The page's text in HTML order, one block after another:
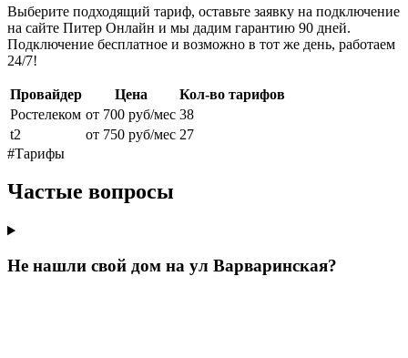
Выберите подходящий тариф, оставьте заявку на подключение
на сайте Питер Онлайн и мы дадим гарантию 90 дней.
Подключение бесплатное и возможно в тот же день, работаем
24/7!
Провайдер Цена
Кол-во тарифов
Ростелеком от 700 руб/мес 38
t2
от 750 руб/мес 27
#Тарифы
Частые вопросы
Не нашли свой дом на ул Варваринская?